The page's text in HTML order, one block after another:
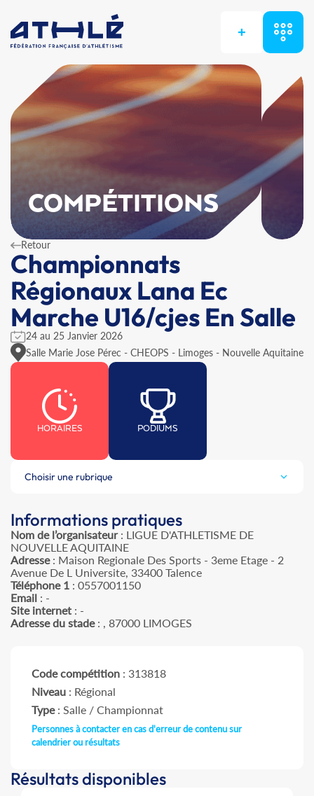
+
COMPÉTITIONS
Retour
Championnats
Régionaux Lana Ec
Marche U16/cjes En Salle
24 au 25 Janvier 2026
Salle Marie Jose Pérec - CHEOPS - Limoges - Nouvelle Aquitaine
HORAIRES PODIUMS
Choisir une rubrique
Informations pratiques
Nom de l’organisateur: LIGUE D'ATHLETISME DE
NOUVELLE AQUITAINE
Adresse: Maison Regionale Des Sports - 3eme Etage - 2
Avenue De L Universite, 33400 Talence
Téléphone 1 : 0557001150
Email : -
Site internet : -
Adresse du stade: , 87000 LIMOGES
Code compétition : 313818
Niveau : Régional
Type: Salle / Championnat
Personnes à contacter en cas d'erreur de contenu sur
calendrier ou résultats
Résultats disponibles